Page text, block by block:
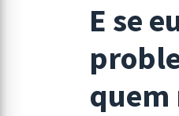
E se
quem